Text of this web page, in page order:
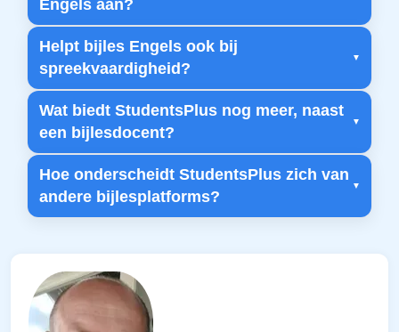
Engels aan?
Helpt bijles Engels ook bij
spreekvaardigheid?
Wat biedt StudentsPlus nog meer, naast
een bijlesdocent?
Hoe onderscheidt StudentsPlus zich van
andere bijlesplatforms?